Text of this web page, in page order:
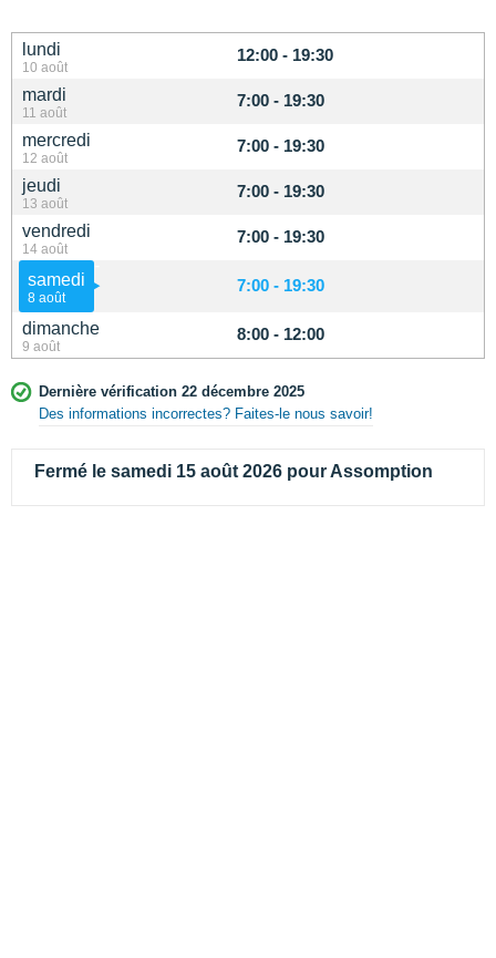
lundi
10 août
12:00 - 19:30
mardi
11 août
7:00 - 19:30
mercredi
12 août
7:00 - 19:30
jeudi
13 août
7:00 - 19:30
vendredi
14 août
7:00 - 19:30
samedi
8 août
7:00 - 19:30
dimanche
9 août
8:00 - 12:00
Dernière vérification 22 décembre 2025
Des informations incorrectes? Faites-le nous savoir!
Fermé le samedi 15 août 2026 pour Assomption